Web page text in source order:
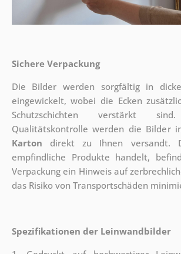
Sichere Verpackung
Die Bilder werden sorgfältig in
eingewickelt, wobei die Ecken
Schutzschichten verstärkt sind.
Qualitätskontrolle werden die Bilder
Karton direkt zu Ihnen versandt.
empfindliche Produkte handelt,
Verpackung ein Hinweis auf
das Risiko von Transportschäden
Spezifikationen der Leinwandbilder